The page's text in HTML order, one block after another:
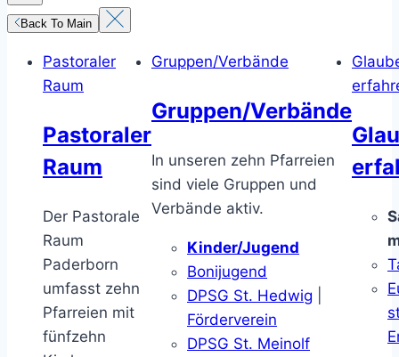
Back To Main
Pastoraler
Raum
Pastoraler
Raum
Der Pastorale
Raum
Paderborn
umfasst zehn
Pfarreien mit
fünfzehn
Gruppen/Verbände
Gruppen/Verbände
In unseren zehn Pfarreien
sind viele Gruppen und
Verbände aktiv.
Kinder/Jugend
Bonijugend
DPSG St. Hedwig
Förderverein
DPSG St. Meinolf